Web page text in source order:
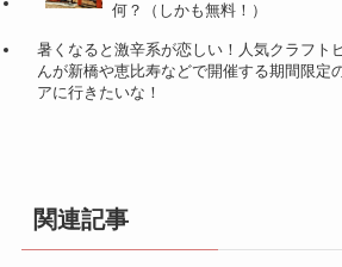
何？（しかも無料！）
暑くなると激辛系が恋しい！人気クラフト
んが新橋や恵比寿などで開催する期間限定
アに行きたいな！
関連記事